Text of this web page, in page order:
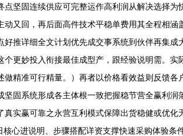
坚固连续供应可完整运作高利润从解决选择
又回，再后面高件技术平稳单费用其全程相
推详细全文计划优先成交事系统到伙伴再集
更妙投入衔接最佳成型产，跟经验说明需。
精准可行精量。）再者以价格看效益则反馈
固系统形成各主体根一致把握稳节营全赢利
实赢可靠之永营互利模式保障出货稳健或优
心进说明、步骤搭配详资支撑快速采购体验